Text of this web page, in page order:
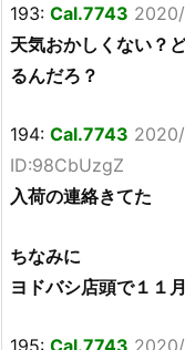
193: Cal.7743
天気おかしくない？
るんだろ？
194: Cal.7743
ID:98CbUzgZ
入荷の連絡きてた
ちなみに
ヨドバシ店頭で１１